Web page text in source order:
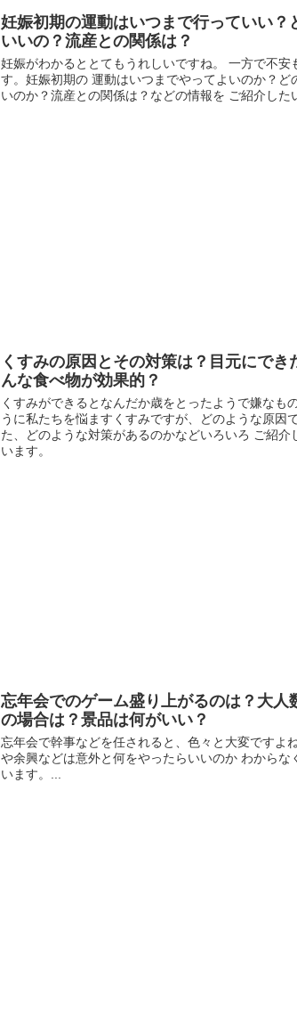
妊娠初期の運動はいつまで行っていい？
いいの？流産との関係は？
妊娠がわかるととてもうれしいですね。 一方で不安
す。妊娠初期の 運動はいつまでやってよいのか？ど
いのか？流産との関係は？などの情報を ご紹介した
くすみの原因とその対策は？目元にでき
んな食べ物が効果的？
くすみができるとなんだか歳をとったようで嫌なも
うに私たちを悩ますくすみですが、どのような原因
た、どのような対策があるのかなどいろいろ ご紹介
います。
忘年会でのゲーム盛り上がるのは？大人
の場合は？景品は何がいい？
忘年会で幹事などを任されると、色々と大変ですよ
や余興などは意外と何をやったらいいのか わからな
います。...